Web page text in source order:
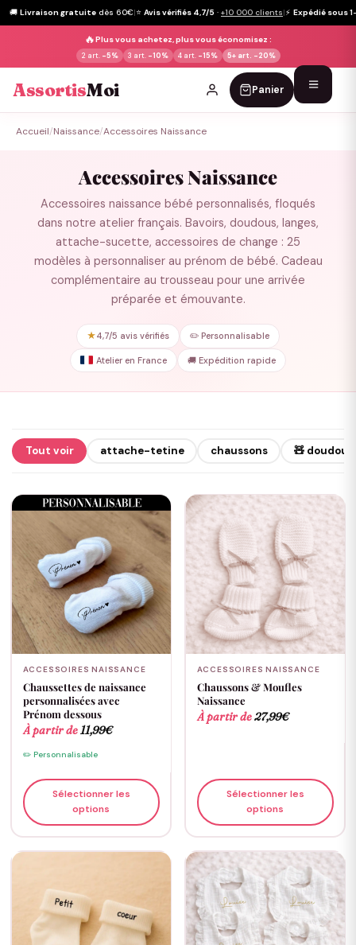
🚚 Livraison gratuite dès 60€|⭐ Avis vérifiés 4,7/5 · +10 000 clients|⚡ Expédié sous
🔥Plus vous achetez, plus vous économisez :
2 art. -5% 3 art. -10% 4 art. -15% 5+ art. -20%
AssortisMoi Panier
Accueil/Naissance/Accessoires Naissance
Accessoires Naissance
Accessoires naissance bébé personnalisés, floqués
dans notre atelier français. Bavoirs, doudous, langes,
attache-sucette, accessoires de change : 25
modèles à personnaliser au prénom de bébé. Cadeau
complémentaire au trousseau pour une arrivée
préparée et émouvante.
★4,7/5 avis vérifiés ✏️ Personnalisable
Atelier en France 🚚 Expédition rapide
Tout voir attache-tetine chaussons 🧸 doudou
ACCESSOIRES NAISSANCE
Chaussettes de naissance
personnalisées avec
Prénom dessous
À partir de11,99€
✏️ Personnalisable
Sélectionner les
options
ACCESSOIRES NAISSANCE
Chaussons & Moufles
Naissance
À partir de27,99€
Sélectionner les
options